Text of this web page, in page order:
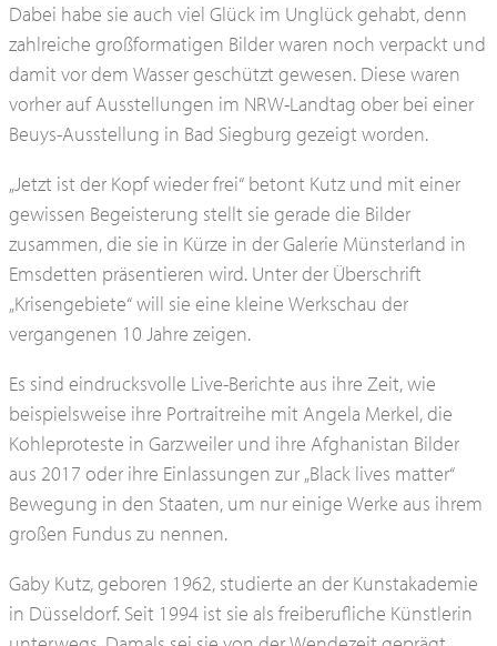
Dabei habe sie auch viel Glück im Unglück gehabt, denn
zahlreiche großformatigen Bilder waren noch verpackt und
damit vor dem Wasser geschützt gewesen. Diese waren
vorher auf Ausstellungen im NRW-Landtag ober bei einer
Beuys-Ausstellung in Bad Siegburg gezeigt worden.
„Jetzt ist der Kopf wieder frei“ betont Kutz und mit einer
gewissen Begeisterung stellt sie gerade die Bilder
zusammen, die sie in Kürze in der Galerie Münsterland in
Emsdetten präsentieren wird. Unter der Überschrift
„Krisengebiete“ will sie eine kleine Werkschau der
vergangenen 10 Jahre zeigen.
Es sind eindrucksvolle Live-Berichte aus ihre Zeit, wie
beispielsweise ihre Portraitreihe mit Angela Merkel, die
Kohleproteste in Garzweiler und ihre Afghanistan Bilder
aus 2017 oder ihre Einlassungen zur „Black lives matter“
Bewegung in den Staaten, um nur einige Werke aus ihrem
großen Fundus zu nennen.
Gaby Kutz, geboren 1962, studierte an der Kunstakademie
in Düsseldorf. Seit 1994 ist sie als freiberufliche Künstlerin